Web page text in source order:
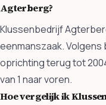
Agterberg?
Klussenbedrijf
eenmanszaak.
oprichting terug tot
van 1 naar voren.
Hoe vergelijk ik